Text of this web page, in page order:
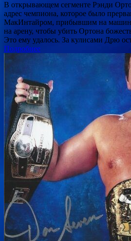
В открывающем сегменте Рэнди
адрес чемпиона, которое было
МакИнтайром, прибывшим на
на арену, чтобы убить Ортона
Это ему удалось. За кулисами Дрю
Подробнее